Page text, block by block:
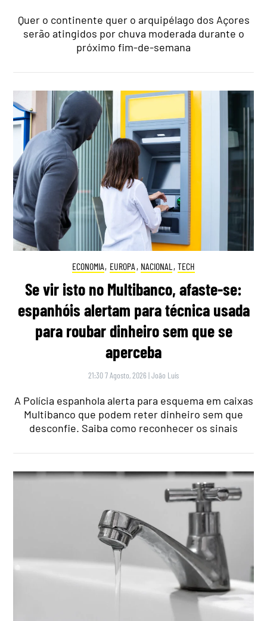
Quer o continente quer o arquipélago dos Açores
serão atingidos por chuva moderada durante o
próximo fim-de-semana
ECONOMIA, EUROPA , NACIONAL , TECH
Se vir isto no Multibanco, afaste-se:
espanhóis alertam para técnica usada
para roubar dinheiro sem que se
aperceba
21:30 7 Agosto, 2026 |João Luís
A Polícia espanhola alerta para esquema em caixas
Multibanco que podem reter dinheiro sem que
desconfie. Saiba como reconhecer os sinais